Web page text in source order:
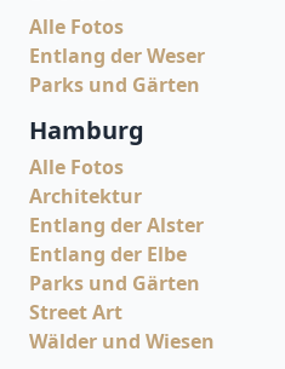
Alle Fotos
Entlang der Weser
Parks und Gärten
Hamburg
Alle Fotos
Architektur
Entlang der Alster
Entlang der Elbe
Parks und Gärten
Street Art
Wälder und Wiesen